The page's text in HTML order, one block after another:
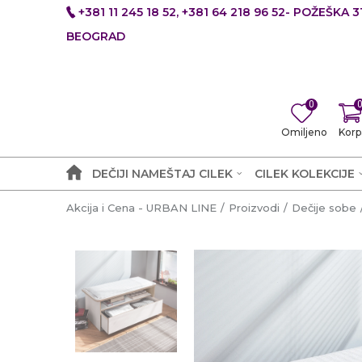
+381 11 245 18 52, +381 64 218 96 52- POŽEŠKA
BEOGRAD
0
Omiljeno
0
DEČIJI NAMEŠTAJ CILEK CILEK KOLEKCIJE
Akcija i Cena - URBAN LINE Proizvodi Dečije sobe